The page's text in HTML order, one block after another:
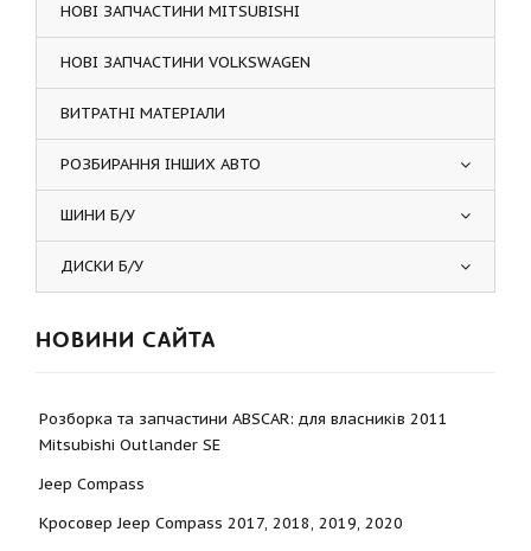
НОВІ ЗАПЧАСТИНИ MITSUBISHI
НОВІ ЗАПЧАСТИНИ VOLKSWAGEN
ВИТРАТНІ МАТЕРІАЛИ
РОЗБИРАННЯ ІНШИХ АВТО
ШИНИ Б/У
ДИСКИ Б/У
НОВИНИ САЙТА
Розборка та запчастини ABSCAR: для власників 2011
Mitsubishi Outlander SE
Jeep Compass
Кросовер Jeep Compass 2017, 2018, 2019, 2020